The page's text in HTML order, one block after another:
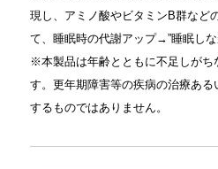
現し、アミノ酸やビタミンB群など
て、睡眠時の代謝アップ→”睡眠しな
※本製品は年齢とともに不足しがち
す。更年期障害等の疾病の治療ある
するものではありません。